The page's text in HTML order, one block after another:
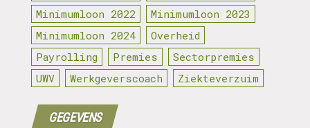
Minimumloon 2022
Minimumloon 2023
Minimumloon 2024
Overheid
Payrolling
Premies
Sectorpremies
UWV
Werkgeverscoach Ziekteverzuim
GEGEVENS